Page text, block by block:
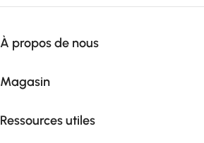
À propos de nous
Magasin
Ressources utiles